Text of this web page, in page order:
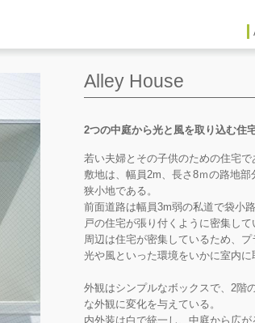
Alley House
2つの中庭から光と風を取り込む住
若い夫婦とその子供のための住宅で
敷地は、幅員2m、長さ8ｍの路地
狭小地である。
前面道路は幅員3m弱の私道で袋小
戸の住宅が張り付くように密集して
周辺は住宅が密集しているため、
光や風といった環境をいかに室内
外観はシンプルなボックスで、2階
な外観に変化を与えている。
内外装は白で統一し、中庭から広